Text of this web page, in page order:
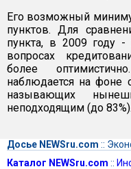
Его возможный
пунктов. Для
пункта, в 2009 году
вопросах
более
наблюдается на фоне
называющих
неподходящим (до 83%).
Досье NEWSru.com ::
Каталог NEWSru.com ::